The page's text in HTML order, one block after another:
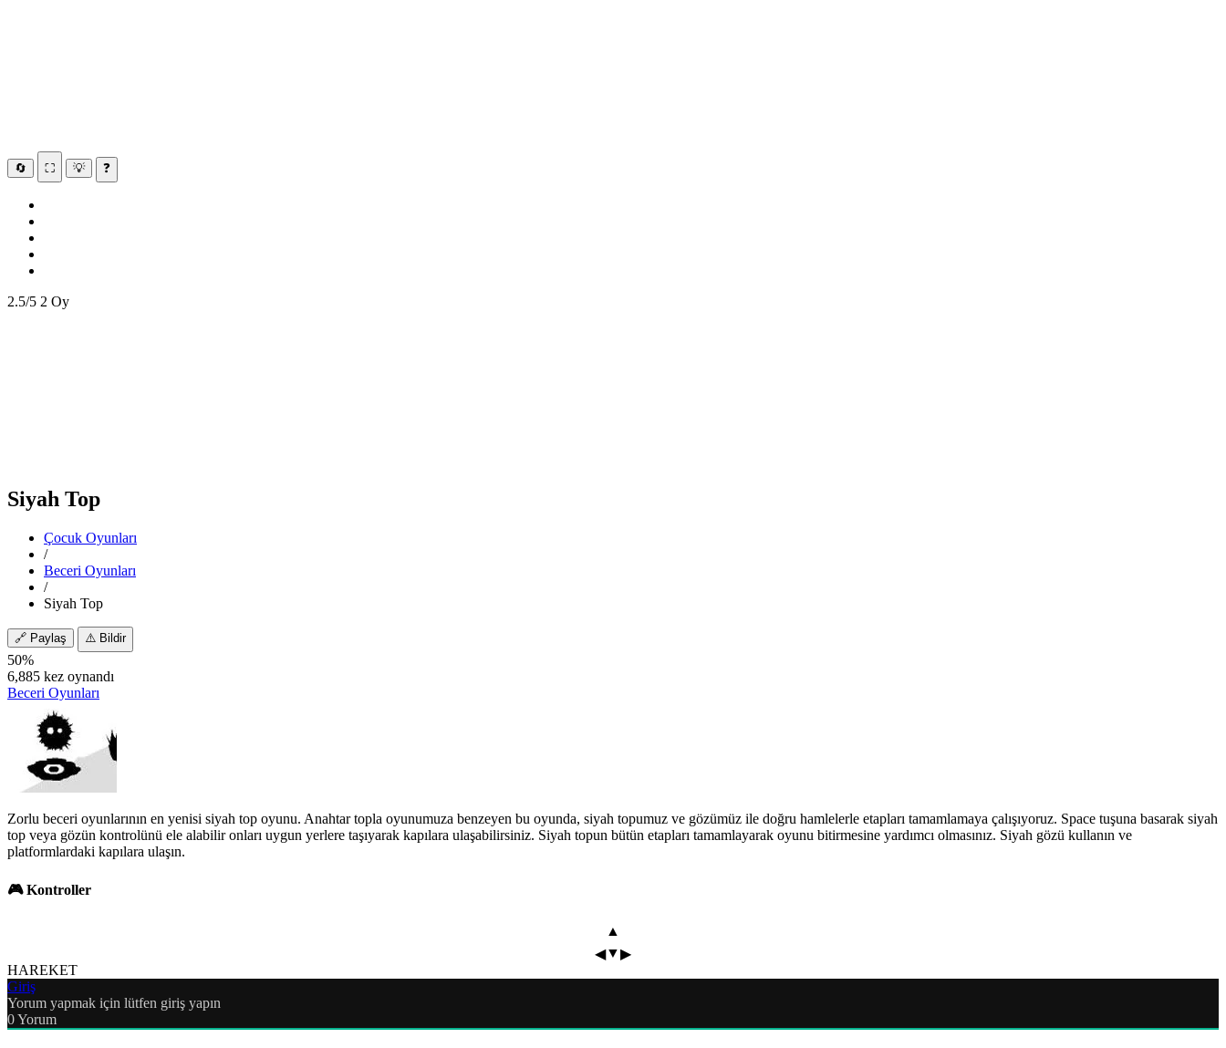
🔄 ⛶ 💡 ❓
2.5/5 2 Oy
Siyah Top
Çocuk Oyunları
/
Beceri Oyunları
/
Siyah Top
🔗 Paylaş ⚠️ Bildir
50%
6,885 kez oynandı
Beceri Oyunları
Zorlu beceri oyunlarının en yenisi siyah top oyunu. Anahtar topla oyunumuza benzeyen bu oyunda, siyah topumuz ve gözümüz ile doğru hamlelerle etapları tamamlamaya çalışıyoruz. Space tuşuna basarak siyah
top veya gözün kontrolünü ele alabilir onları uygun yerlere taşıyarak kapılara ulaşabilirsiniz. Siyah topun bütün etapları tamamlayarak oyunu bitirmesine yardımcı olmasınız. Siyah gözü kullanın ve
platformlardaki kapılara ulaşın.
🎮 Kontroller
▲
◀▼▶
HAREKET
Giriş
Yorum yapmak için lütfen giriş yapın
0Yorum